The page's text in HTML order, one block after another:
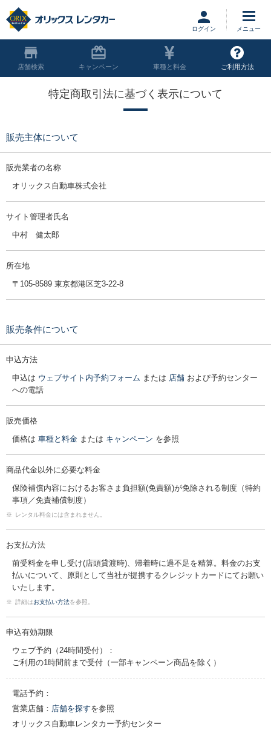
ログイン
店舗 キャンペーン 車種と料金 ご利用方法
特定商取引法に基づく表示について
販売主体について
販売業者の名称
オリックス自動車株式会社
サイト管理者氏名
中村
健太郎
所在地
〒105-8589 東京都港区芝3-22-8
販売条件について
申込方法
申込は ウェブサイト内予約フォーム または 店舗 および予約センター
への電話
販売価格
価格は 車種と料金 または キャンペーン を参照
商品代金以外に必要な料金
保険補償内容におけるお客さま負担額(免責額)が免除される制度（特約
事項／免責補償制度）
※ レンタル料金には含まれません。
お支払方法
前受料金を申し受け(店頭貸渡時)、帰着時に過不足を精算。料金のお支
払いについて、原則として当社が提携するクレジットカードにてお願い
いたします。
※ 詳細はお支払い方法を参照。
申込有効期限
ウェブ予約（24時間受付）：
ご利用の1時間前まで受付（一部キャンペーン商品を除く）
電話予約：
営業店舗： 店舗を探すを参照
オリックス自動車レンタカー予約センター